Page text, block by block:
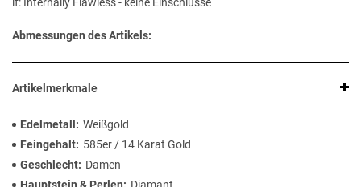
if: Internally Flawless - keine Einschlüsse
Abmessungen des Artikels:
Artikelmerkmale
Edelmetall
Weißgold
Feingehalt
585er / 14 Karat Gold
Geschlecht
Damen